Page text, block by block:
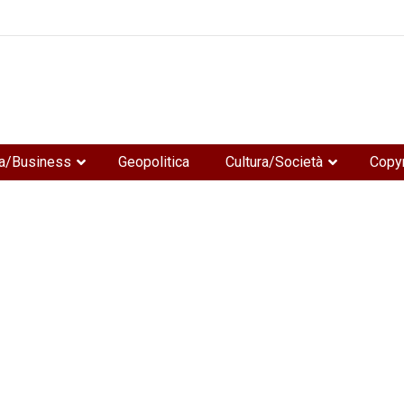
Business Geopolitica Cultura/Società